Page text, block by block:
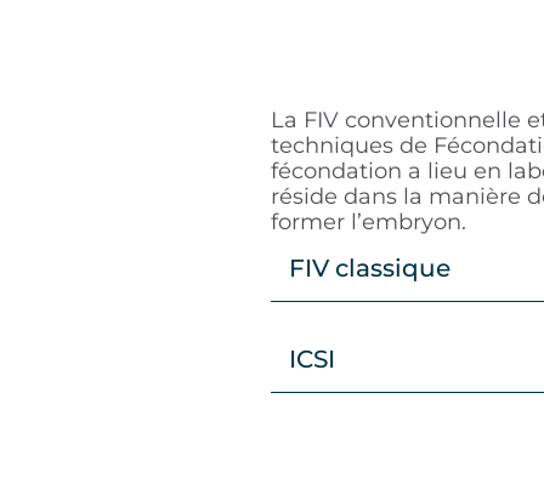
La FIV conventionnelle
techniques de
fécondation a lieu en
réside dans la manière
former l’embryon.
FIV classique
ICSI